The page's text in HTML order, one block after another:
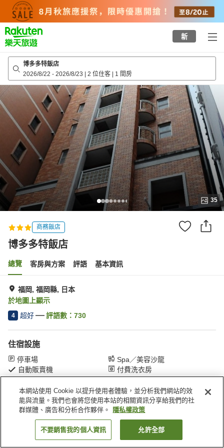
top
page
新
博多多特飯店
2026/8/22 - 2026/8/23 | 2 位住客 | 1 間房
35
商務飯店
博多多特飯店
總覽 客房與方案 評語 基本資訊
福岡, 福岡縣, 日本
於地圖上顯示
4 超好 評語數： 730
住宿設施
停車場
Spa／美容沙龍
自動販賣機
付費洗衣房
首頁 日本 福岡縣 福岡 博多多特飯店
找客房
本網站使用 Cookie 以提升使用者體驗，並分析我們網站的效
能與流量。我們也會將您使用本站的相關資訊分享給我們的社
群媒體、廣告和分析合作夥伴。
隱私權政策
不要銷售我的個人資訊 允許全部